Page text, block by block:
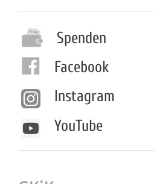
Spenden
Facebook
Instagram
YouTube